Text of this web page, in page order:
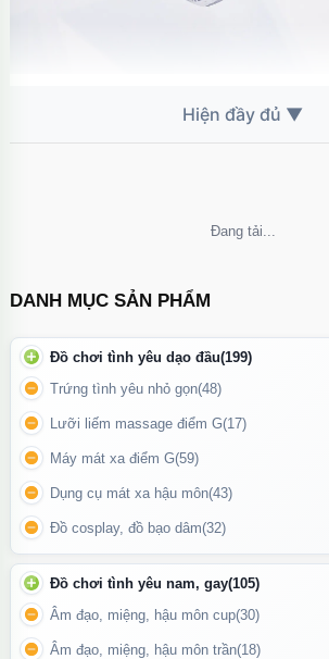
quả và sang trọng nhờ thiết kế thông minh
xịt khác nhau, giúp làm sạch sâu, nhanh
sạch hậu môn triệt để mà không gây khó
Đang tải...
DANH MỤC SẢN PHẨM
Đồ chơi tình yêu dạo đầu(199)
Trứng tình yêu nhỏ gọn(48)
Lưỡi liếm massage điểm G(17)
Máy mát xa điểm G(59)
Dụng cụ mát xa hậu môn(43)
Đồ cosplay, đồ bạo dâm(32)
Đồ chơi tình yêu nam, gay(105)
Âm đạo, miệng, hậu môn cup(30)
Âm đạo, miệng, hậu môn trần(18)